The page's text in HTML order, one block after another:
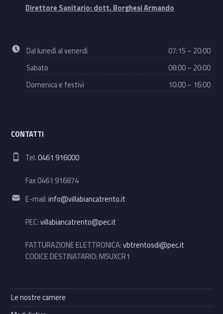
Direttore Sanitario: dott. Borghesi Armando
Dal lunedì al venerdì
07:15 – 20:00
Sabato
08:00 – 20:00
Domenica e festivi
10:00 – 16:00
CONTATTI
Phone number:
Tel.0461 916000
Fax 0461 916874
Email address:
E-mail:info@villabiancatrento.it
PEC:villabiancatrento@pec.it
FATTURAZIONE ELETTRONICA:vbtrentosdi@pec.it
CODICE DESTINATARIO: M5UXCR1
Le nostre camere